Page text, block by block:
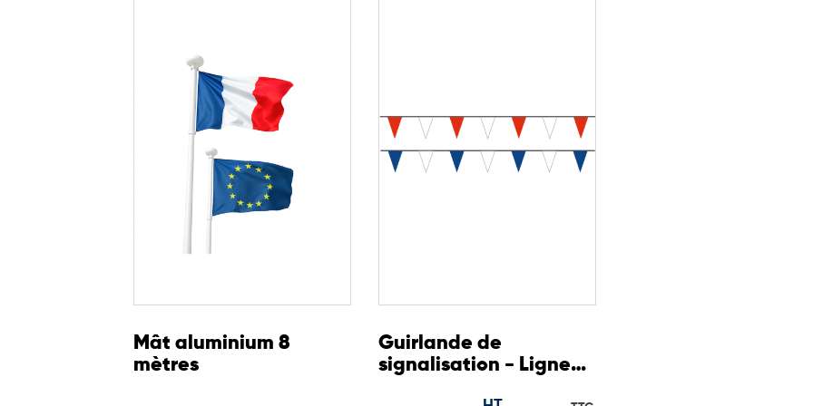
Facile à mettre en place, il constitue un outil indispensable pour les
gestionnaires de sites souhaitant garantir une organisation claire des espaces
Dimensions : 125 x 150 cm
Format adapté pour unevisibilité maximale
Utilisation pour zones de sports nautiques et activités aquatiques
Idéal en période estivale et lors d’événements nautiques
Lepavillon de baignadeest une solution fiable pour organiser les zones de
Mât aluminium 8
mètres
Guirlande de
signalisation - Ligne